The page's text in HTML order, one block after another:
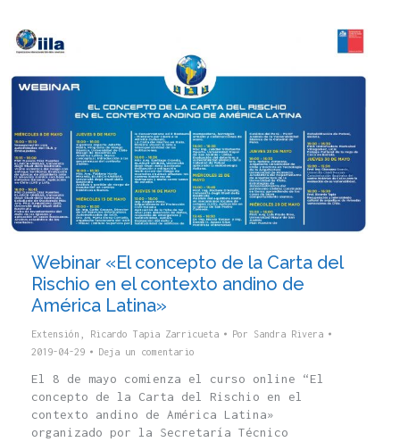
Webinar «El concepto de la Carta del
Rischio en el contexto andino de
América Latina»
Extensión , Ricardo Tapia Zarricueta Por Sandra Rivera
2019-04-29
Deja un comentario
El 8 de mayo comienza el curso online “El
concepto de la Carta del Rischio en el
contexto andino de América Latina»
organizado por la Secretaría Técnico